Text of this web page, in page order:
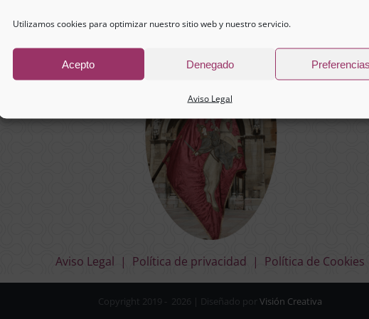
Utilizamos cookies para optimizar nuestro sitio web y nuestro servicio.
Acepto Denegado
Aviso Legal
Aviso Legal | Política de privacidad | Política de Cookies
Copyright 2019 - 2026 | Diseñado porVisión Creativa